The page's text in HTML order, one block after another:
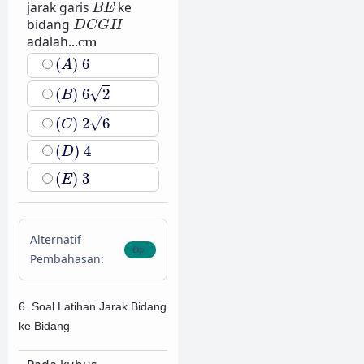
jarak garis BEke
bidang DCGH
DCGH
adalah...cm
cm
(A) 6
(A)6
(B) 6√2
(B)62
(C) 2√6
(C)26
(D) 4
(D)4
(E) 3
(E)3
Alternatif
Pembahasan:
6. Soal Latihan Jarak Bidang
ke Bidang